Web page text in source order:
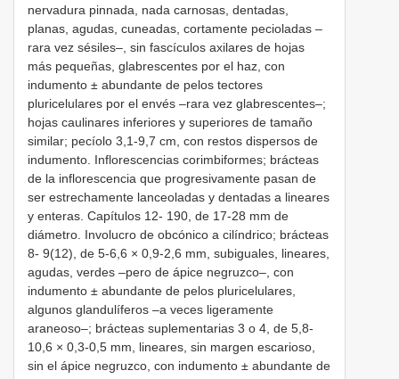
nervadura pinnada, nada carnosas, dentadas,
planas, agudas, cuneadas, cortamente pecioladas –
rara vez sésiles–, sin fascículos axilares de hojas
más pequeñas, glabrescentes por el haz, con
indumento ± abundante de pelos tectores
pluricelulares por el envés –rara vez glabrescentes–;
hojas caulinares inferiores y superiores de tamaño
similar; pecíolo 3,1-9,7 cm, con restos dispersos de
indumento. Inflorescencias corimbiformes; brácteas
de la inflorescencia que progresivamente pasan de
ser estrechamente lanceoladas y dentadas a lineares
y enteras. Capítulos 12- 190, de 17-28 mm de
diámetro. Involucro de obcónico a cilíndrico; brácteas
8- 9(12), de 5-6,6 × 0,9-2,6 mm, subiguales, lineares,
agudas, verdes –pero de ápice negruzco–, con
indumento ± abundante de pelos pluricelulares,
algunos glandulíferos –a veces ligeramente
araneoso–; brácteas suplementarias 3 o 4, de 5,8-
10,6 × 0,3-0,5 mm, lineares, sin margen escarioso,
sin el ápice negruzco, con indumento ± abundante de